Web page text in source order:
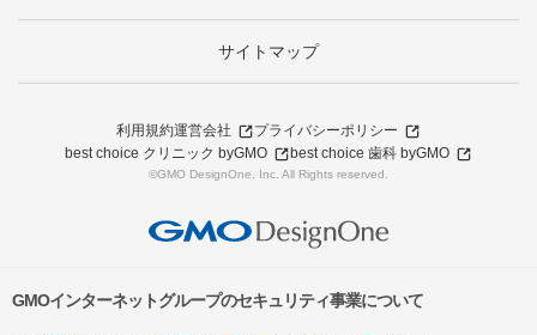
サイトマップ
利用規約運営会社
プライバシーポリシー
best choice クリニック byGMO
best choice 歯科 byGMO
©GMO DesignOne, Inc. All Rights reserved.
GMOインターネットグループのセキュリティ事業について